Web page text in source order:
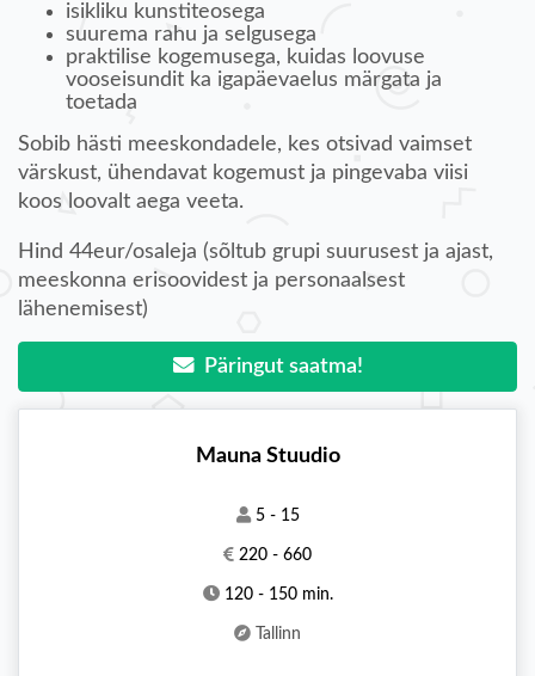
isikliku kunstiteosega
suurema rahu ja selgusega
praktilise kogemusega, kuidas loovuse
vooseisundit ka igapäevaelus märgata ja
toetada
Sobib hästi meeskondadele, kes otsivad vaimset
värskust, ühendavat kogemust ja pingevaba viisi
koos loovalt aega veeta.
Hind 44eur/osaleja (sõltub grupi suurusest ja ajast,
meeskonna erisoovidest ja personaalsest
lähenemisest)
Päringut saatma!
Mauna Stuudio
5 - 15
220 - 660
120 - 150 min.
Tallinn